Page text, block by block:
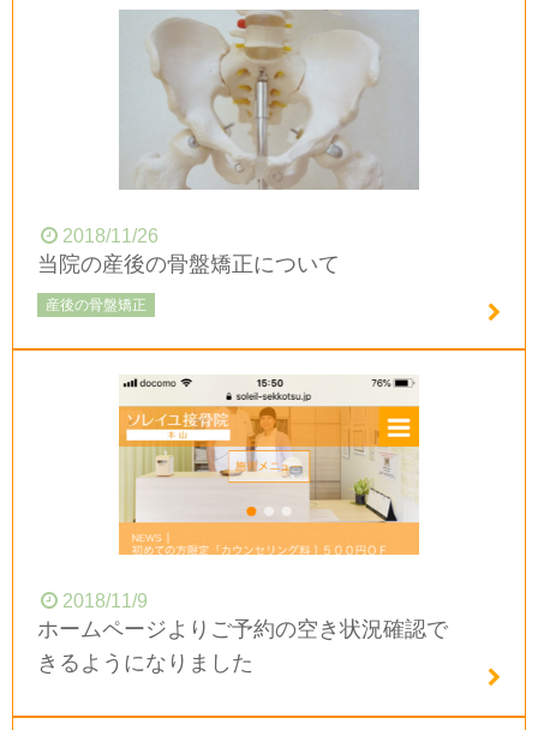
2018/11/26
当院の産後の骨盤矯正について
産後の骨盤矯正
2018/11/9
ホームページよりご予約の空き状況確認で
きるようになりました